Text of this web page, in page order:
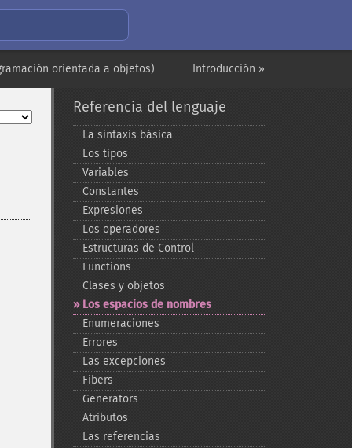
Introducción »
orientada a objetos)
Referencia del lenguaje
La sintaxis básica
Los tipos
Variables
Constantes
Expresiones
Los operadores
Estructuras de Control
Functions
Clases y objetos
Los espacios de nombres
Enumeraciones
Errores
Las excepciones
Fibers
Generators
Atributos
Las referencias